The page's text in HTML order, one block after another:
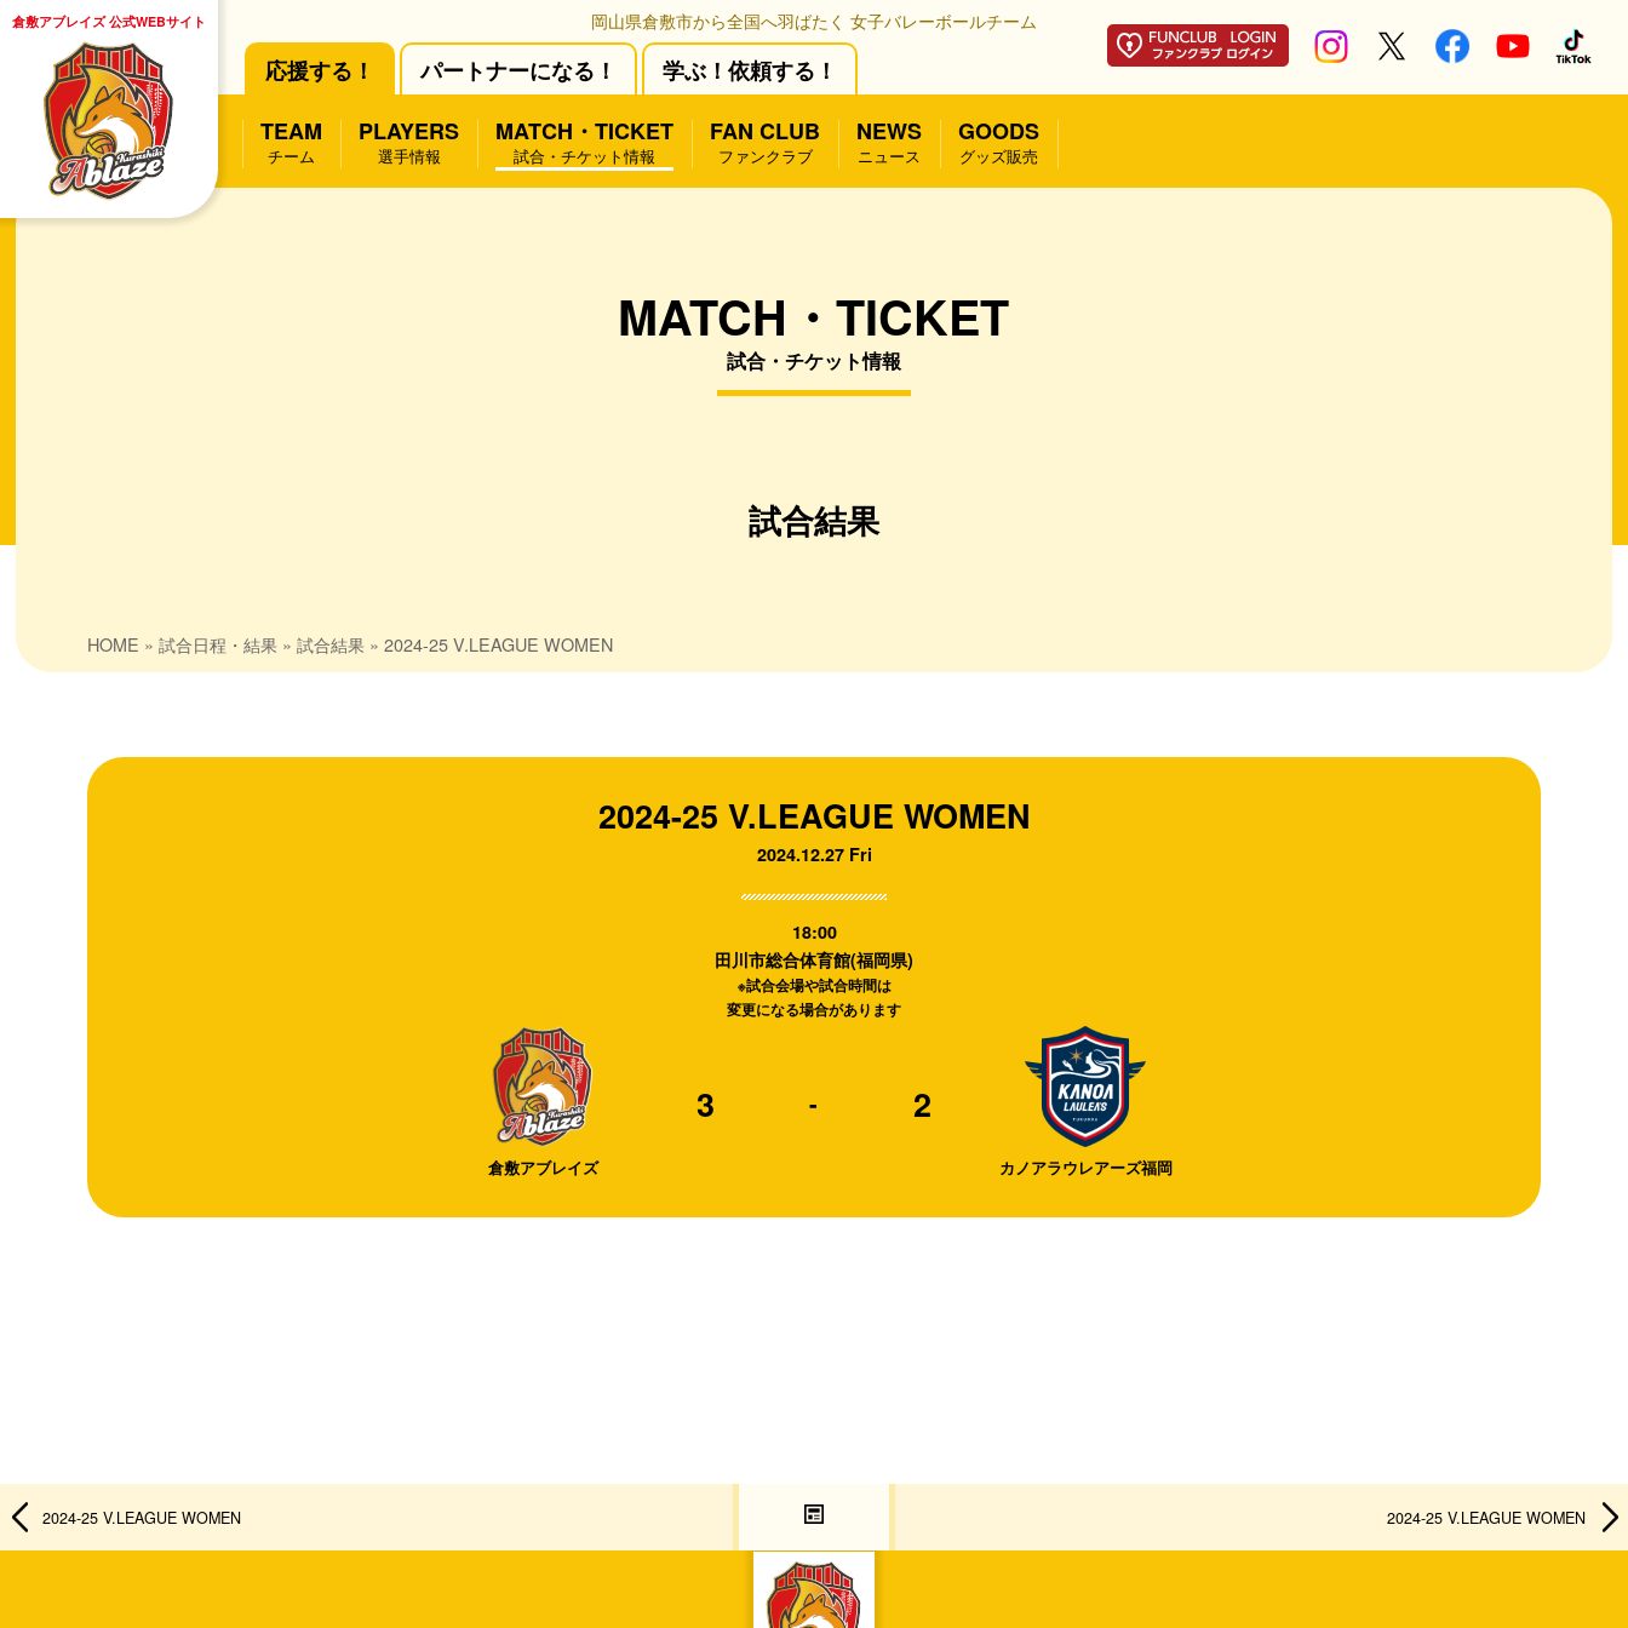
倉敷アブレイズ 公式WEBサイト 岡山県倉敷市から全国へ羽ばたく 女子バレーボールチーム
応援する！ パートナーになる！
学ぶ！依頼する！
TEAM
チーム
PLAYERS
選手情報
MATCH・TICKET
試合・チケット情報
FAN CLUB
ファンクラブ
NEWS
ニュース
GOODS
グッズ販売
MATCH・TICKET
試合・チケット情報
試合結果
HOME » 試合日程・結果 » 試合結果 » 2024-25 V.LEAGUE WOMEN
2024-25 V.LEAGUE WOMEN
2024.12.27 Fri
18:00
田川市総合体育館(福岡県)
※試合会場や試合時間は
変更になる場合があります
倉敷アブレイズ
3 - 2
カノアラウレアーズ福岡
2024-25 V.LEAGUE WOMEN 2024-25 V.LEAGUE WOMEN